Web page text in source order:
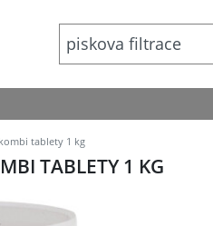
tablety 1 kg
TABLETY 1 KG